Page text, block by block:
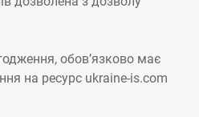
обов’язково має
на ресурс ukraine-is.com